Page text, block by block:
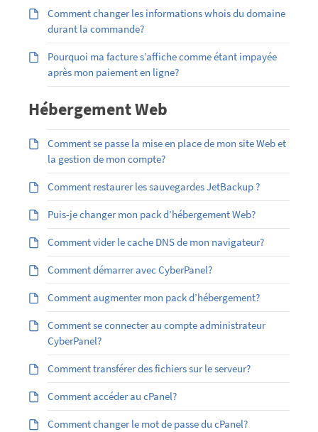
Comment changer les informations whois du domaine
durant la commande?
Pourquoi ma facture s’affiche comme étant impayée
après mon paiement en ligne?
Hébergement Web
Comment se passe la mise en place de mon site Web et
la gestion de mon compte?
Comment restaurer les sauvegardes JetBackup ?
Puis-je changer mon pack d’hébergement Web?
Comment vider le cache DNS de mon navigateur?
Comment démarrer avec CyberPanel?
Comment augmenter mon pack d’hébergement?
Comment se connecter au compte administrateur
CyberPanel?
Comment transférer des fichiers sur le serveur?
Comment accéder au cPanel?
Comment changer le mot de passe du cPanel?